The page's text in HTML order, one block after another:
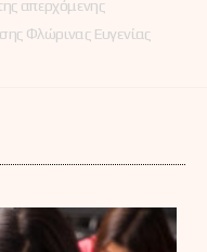
απερχόμενης
Φλώρινας Ευγενίας